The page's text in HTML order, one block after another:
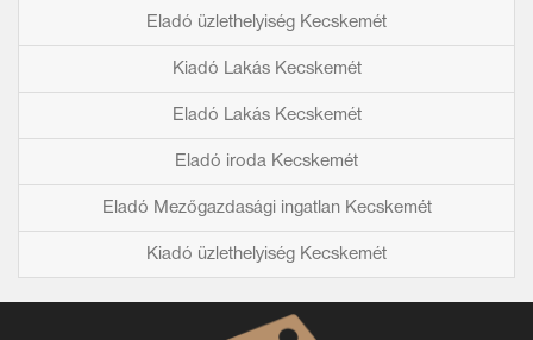
Eladó üzlethelyiség Kecskemét
Kiadó Lakás Kecskemét
Eladó Lakás Kecskemét
Eladó iroda Kecskemét
Eladó Mezőgazdasági ingatlan Kecskemét
Kiadó üzlethelyiség Kecskemét